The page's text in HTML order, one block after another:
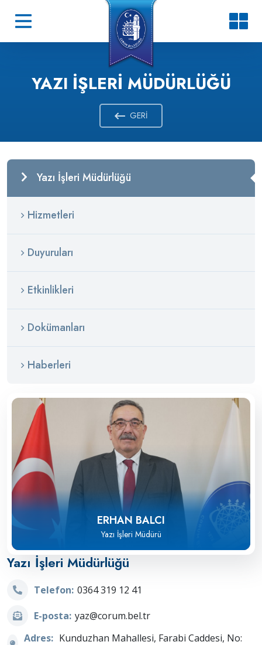
YAZI İŞLERI MÜDÜRLÜĞÜ
GERI
Yazı İşleri Müdürlüğü
Hizmetleri
Duyuruları
Etkinlikleri
Dokümanları
Haberleri
ERHAN BALCI
Yazı İşleri Müdürü
Yazı İşleri Müdürlüğü
Telefon: 0364 319 12 41
E-posta: yaz@corum.bel.tr
Adres: Kunduzhan Mahallesi, Farabi Caddesi, No: